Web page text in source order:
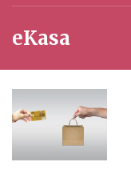
eKasa